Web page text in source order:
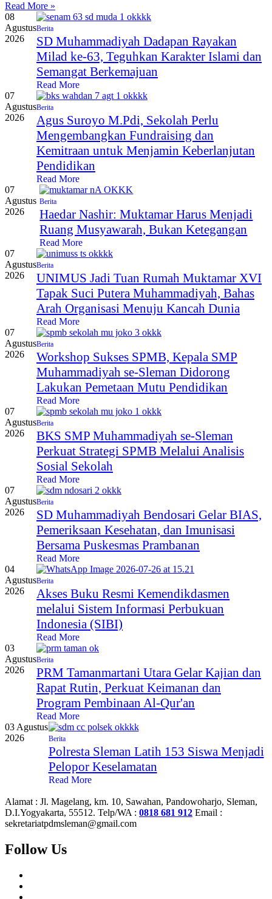
Read More »
08
Agustus
2026
Berita
SD Muhammadiyah Dadapan Rayakan
Milad ke-63, Teguhkan Karakter Islami dan
Semangat Berkemajuan
Read More
07
Agustus
2026
Berita
Agus Suroyo M.Pdi, Sekolah Perlu
Mengembangkan Fundraising dan
Kemitraan untuk Menjamin Keberlanjutan
Pendidikan
Read More
07
Agustus
2026
Berita
Haedar Nashir: Muktamar Harus Menjadi
Ruang Musyawarah, Bukan Ketegangan
Read More
07
Agustus
2026
Berita
UNIMUS Jadi Tuan Rumah Muktamar XVI
Tapak Suci Putera Muhammadiyah, Bahas
Arah Organisasi Menuju Kancah Dunia
Read More
07
Agustus
2026
Berita
Workshop Sukses SPMB, Kepala SMP
Muhammadiyah se-Sleman Didorong
Lakukan Pemetaan Mutu Pendidikan
Read More
07
Agustus
2026
Berita
BKS SMP Muhammadiyah se-Sleman
Perkuat Strategi SPMB Melalui Analisis
Sosial Sekolah
Read More
07
Agustus
2026
Berita
SD Muhammadiyah Bendosari Gelar BIAS,
Pemeriksaan Kesehatan, dan Imunisasi
Bersama Puskesmas Prambanan
Read More
04
Agustus
2026
Berita
Akses Buku Resmi Kemendikdasmen
melalui Sistem Informasi Perbukuan
Indonesia (SIBI)
Read More
03
Agustus
2026
Berita
PRM Tamanmartani Utara Gelar Kajian dan
Rapat Rutin, Perkuat Keimanan dan
Program Pembinaan Al-Qur'an
Read More
03 Agustus
2026
Berita
Polresta Sleman Latih 153 Siswa Menjadi
Pelopor Keselamatan
Read More
Alamat : Jl. Magelang, km. 10, Sawahan, Pandowoharjo, Sleman,
D.I.Yogyakarta, 55512. Telp/WA : 0818 681 912 Email :
sekretariatpdmsleman@gmail.com
Follow Us